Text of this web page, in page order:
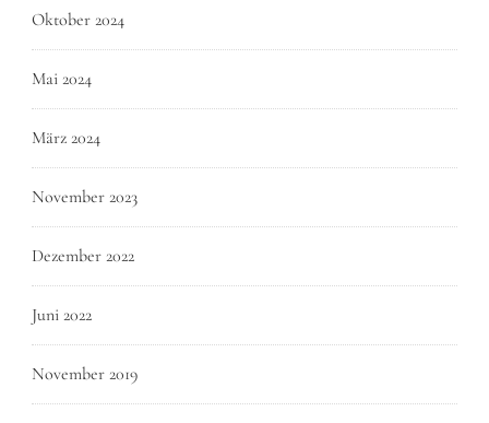
Oktober 2024
Mai 2024
März 2024
November 2023
Dezember 2022
Juni 2022
November 2019